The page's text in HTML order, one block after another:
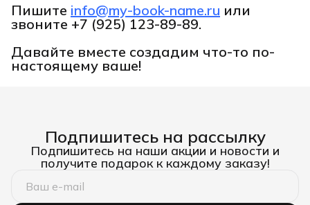
Пишите info@my-book-name.ru или
звоните +7 (925) 123-89-89.
Давайте вместе создадим что-то по-
настоящему ваше!
Подпишитесь на рассылку
Подпишитесь на наши акции и новости и
получите подарок к каждому заказу!